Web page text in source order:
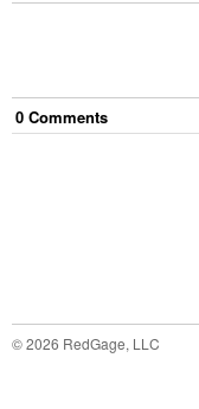
0 Comments
©2026 RedGage, LLC